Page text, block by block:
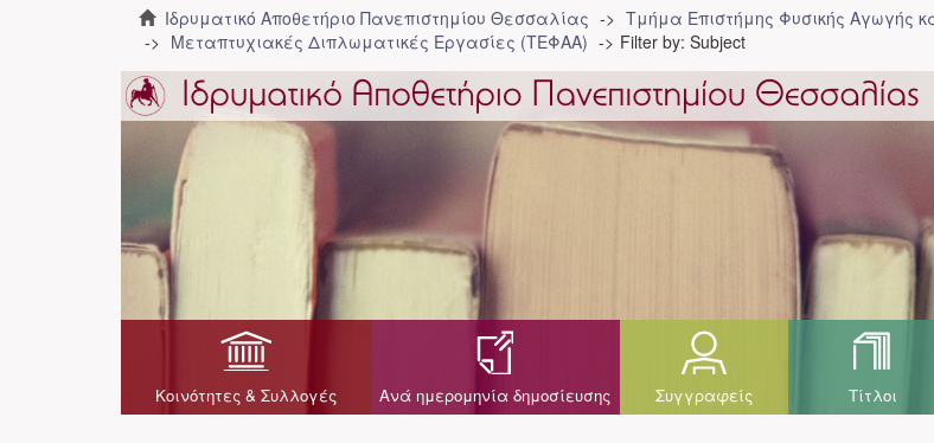
Ιδρυματικό Αποθετήριο Πανεπιστημίου Θεσσαλίας
Τμήμα Επιστήμης Φυσικής Αγωγής
Μεταπτυχιακές Διπλωματικές Εργασίες (ΤΕΦΑΑ)
Filter by: Subject
Κοινότητες & Συλλογές Ανά ημερομηνία δημοσίευσης Συγγραφείς Τίτλοι